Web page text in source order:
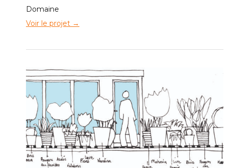
Domaine
Voir le projet →